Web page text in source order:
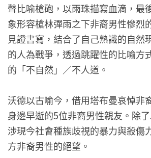
聲比喻槍砲，以雨珠描寫血滴，最
象形容槍林彈雨之下非裔男性慘烈
見證書寫，結合了自己熟識的自然
的人為戰爭，透過跳躍性的比喻方
的「不自然」／不人道。
沃德以古喻今，借用塔布曼哀悼非
身邊早逝的5位非裔男性親友。除
涉現今社會種族歧視的暴力與殺傷
方非裔男性的絕望。